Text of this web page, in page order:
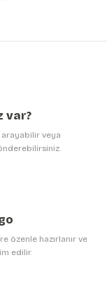
var?
arayabilir veya
özenle hazırlanır ve
edilir.